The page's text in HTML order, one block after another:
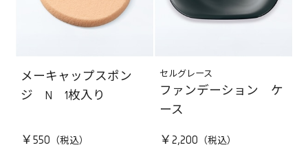
メーキャップスポン
ジ N 1枚入り
￥550
セルグレース
ファンデーション ケ
ース
￥2,200